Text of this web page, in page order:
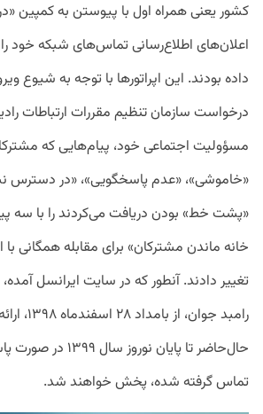
کشور یعنی همراه اول با پیوستن به کمپین
اعلان‌های اطلاع‌رسانی تماس‌های شبکه خود
داده بودند. این اپراتورها با توجه به شیوع
درخواست سازمان تنظیم مقررات ارتباطات
مسؤولیت اجتماعی خود، پیام‌هایی که
«خاموشی»، «عدم پاسخگویی»، «در دسترس
«پشت خط» بودن دریافت می‌کردند را با سه
خانه ماندن مشترکان» برای مقابله همگانی با
تغییر دادند. آنطور که در سایت ایرانسل
رامبد
حال‌حاضر تا پایان
تماس گرفته شده، پخش خواهند شد.